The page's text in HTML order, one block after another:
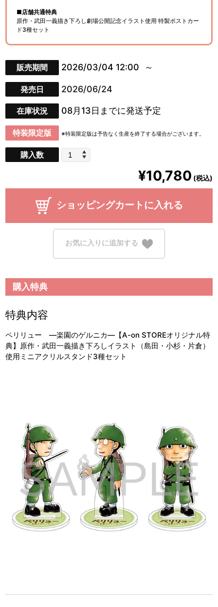
■店舗共通特典
原作・武田一義描き下ろし劇場公開記念イラスト使用 特製ポストカー
ド3種セット
販売期間 2026/03/04 12:00
発売日 2026/06/24
在庫状況 08月13日までに発送予定
特装限定版 ※特装限定版は予告なく生産を終了する場合がございます。
購入数
¥10,780 (税込)
ショッピングカートに入れる
お気に入りに追加する
購入特典
特典内容
ペリリュー ―楽園のゲルニカ―【A-on STOREオリジナル特
典】原作・武田一義描き下ろしイラスト（島田・小杉・片倉）
使用ミニアクリルスタンド3種セット